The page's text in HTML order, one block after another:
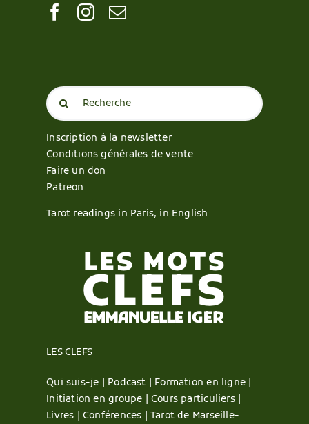
Search
for:
Inscription à la newsletter
Conditions générales de vente
Faire un don
Patreon
Tarot readings in Paris, in English
LES CLEFS
Qui suis-je | Podcast | Formation en ligne |
Initiation en groupe |Cours particuliers |
Livres |Conférences |Tarot de Marseille-